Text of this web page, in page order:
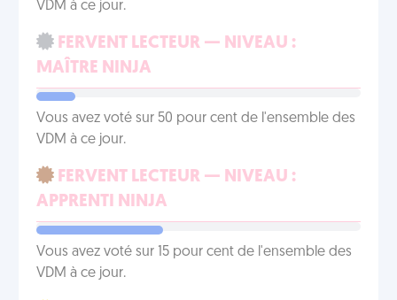
VDM à ce jour.
FERVENT LECTEUR — NIVEAU :
MAÎTRE NINJA
Vous avez voté sur 50 pour cent de l'ensemble des
VDM à ce jour.
FERVENT LECTEUR — NIVEAU :
APPRENTI NINJA
Vous avez voté sur 15 pour cent de l'ensemble des
VDM à ce jour.